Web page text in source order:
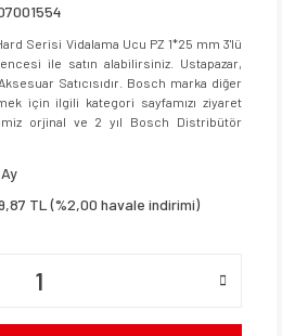
Serisi Vidalama Ucu PZ 1*25 mm 3'lü
ile satın alabilirsiniz. Ustapazar,
Satıcısıdır. Bosch marka diğer
için ilgili kategori sayfamızı ziyaret
orjinal ve 2 yıl Bosch Distribütör
TL (%2,00 havale indirimi)